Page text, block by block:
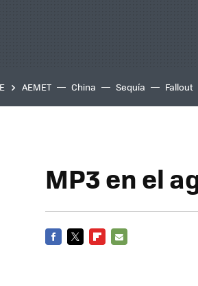
AEMET China Sequía Fallout
MP3 en el